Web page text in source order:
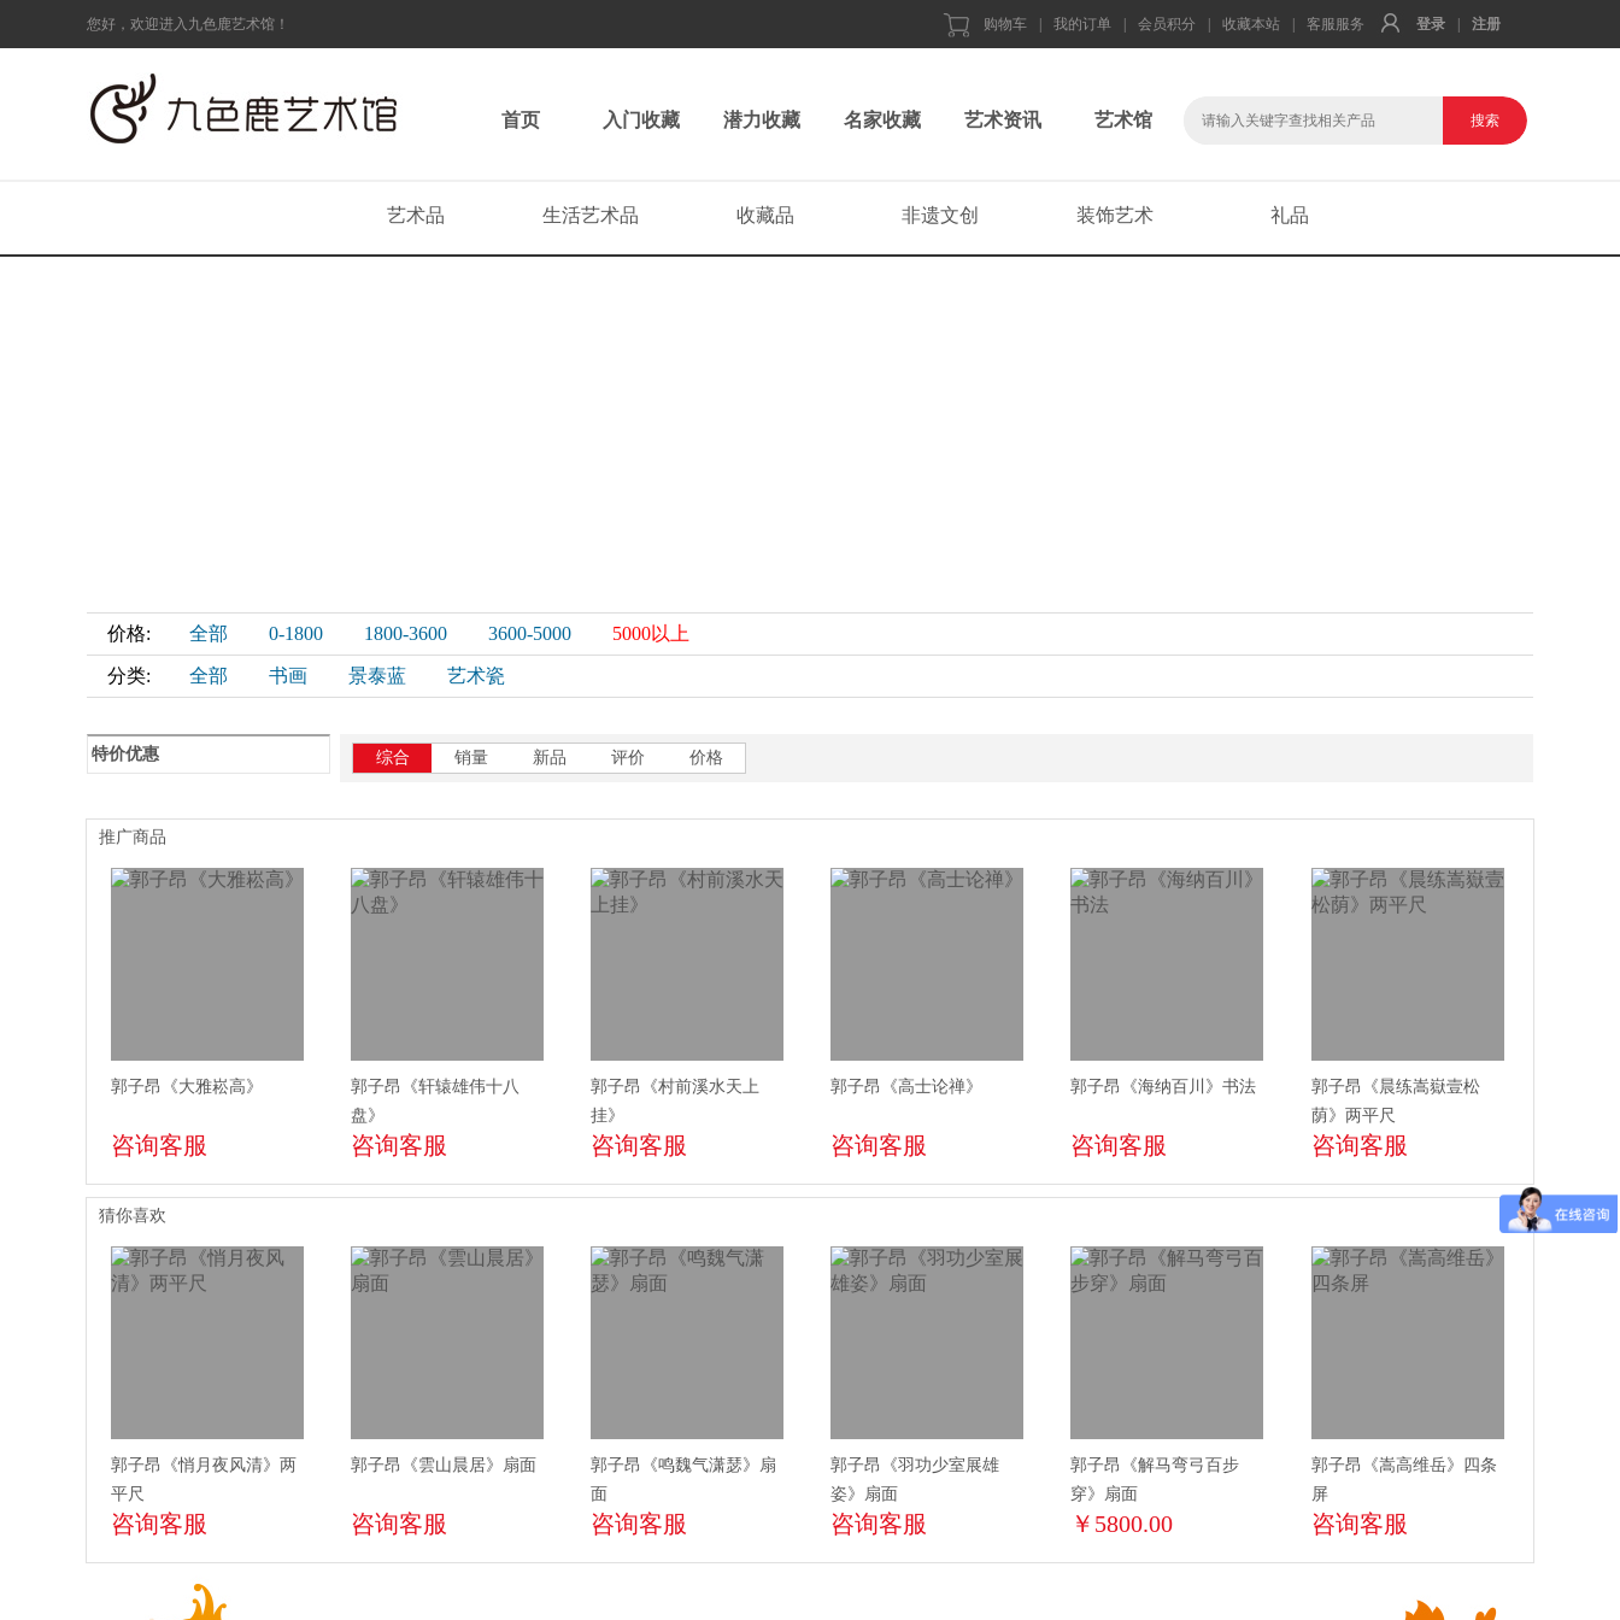
您好，欢迎进入九色鹿艺术馆！ 购物车 我的订单 会员积分 收藏本站 客服服务 登录 注册
首页 入门收藏 潜力收藏 名家收藏 艺术资讯 艺术馆
艺术品 生活艺术品 收藏品 非遗文创 装饰艺术 礼品
价格: 全部 0-1800 1800-3600 3600-5000 5000以上
分类: 全部 书画 景泰蓝 艺术瓷
特价优惠 综合 销量 新品 评价 价格
推广商品
郭子昂《大雅崧高》
咨询客服
郭子昂《轩辕雄伟十八
盘》
咨询客服
郭子昂《村前溪水天上
挂》
咨询客服
郭子昂《高士论禅》
咨询客服
郭子昂《海纳百川》书法
咨询客服
郭子昂《晨练嵩嶽壹松
荫》两平尺
咨询客服
猜你喜欢
郭子昂《悄月夜风清》两
平尺
咨询客服
郭子昂《雲山晨居》扇面
咨询客服
郭子昂《鸣魏气潇瑟》扇
面
咨询客服
郭子昂《羽功少室展雄
姿》扇面
咨询客服
郭子昂《解马弯弓百步
穿》扇面
￥5800.00
郭子昂《嵩高维岳》四条
屏
咨询客服